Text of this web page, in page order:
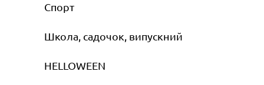
Спорт
Школа, садочок, випускний
HELLOWEEN